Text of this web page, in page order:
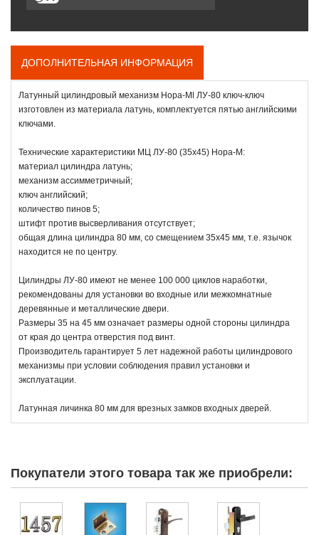
ДОПОЛНИТЕЛЬНАЯ ИНФОРМАЦИЯ
Латунный цилиндровый механизм Нора-Мl ЛУ-80 ключ-ключ
изготовлен из материала латунь, комплектуется пятью английскими
ключами.
Технические характеристики МЦ ЛУ-80 (35х45) Нора-М:
материал цилиндра латунь;
механизм ассимметричный;
ключ английский;
количество пинов 5;
штифт против высверливания отсутствует;
общая длина цилиндра 80 мм, со смещением 35х45 мм, т.е. язычок
находится не по центру.
Цилиндры ЛУ-80 имеют не менее 100 000 циклов наработки,
рекомендованы для установки во входные или межкомнатные
деревянные и металлические двери.
Размеры 35 на 45 мм означает размеры одной стороны цилиндра
от края до центра отверстия под винт.
Производитель гарантирует 5 лет надежной работы цилиндрового
механизмы при условии соблюдения правил установки и
эксплуатации.
Латунная личинка 80 мм для врезных замков входных дверей.
Покупатели этого товара так же приобрели: